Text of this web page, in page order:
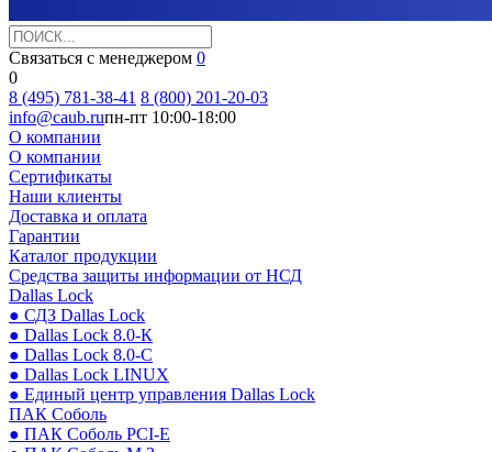
Связаться с менеджером 0
0
8 (495) 781-38-41 8 (800) 201-20-03
info@caub.ruпн-пт 10:00-18:00
О компании
О компании
Сертификаты
Наши клиенты
Доставка и оплата
Гарантии
Каталог продукции
Средства защиты информации от НСД
Dallas Lock
● СДЗ Dallas Lock
● Dallas Lock 8.0-К
● Dallas Lock 8.0-С
● Dallas Lock LINUX
● Единый центр управления Dallas Lock
ПАК Соболь
● ПАК Соболь PCI-E